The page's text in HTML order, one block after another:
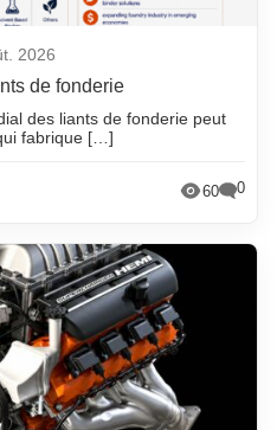
2026
de fonderie
des liants de fonderie peut
fabrique […]
60 0